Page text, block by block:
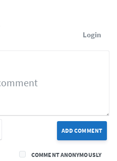
Login
ADD COMMENT
COMMENT ANONYMOUSLY